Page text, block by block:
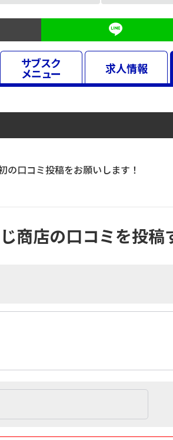
サブスク
メニュー 求人情報
口コミ投稿をお願いします！
商店の口コミを投稿